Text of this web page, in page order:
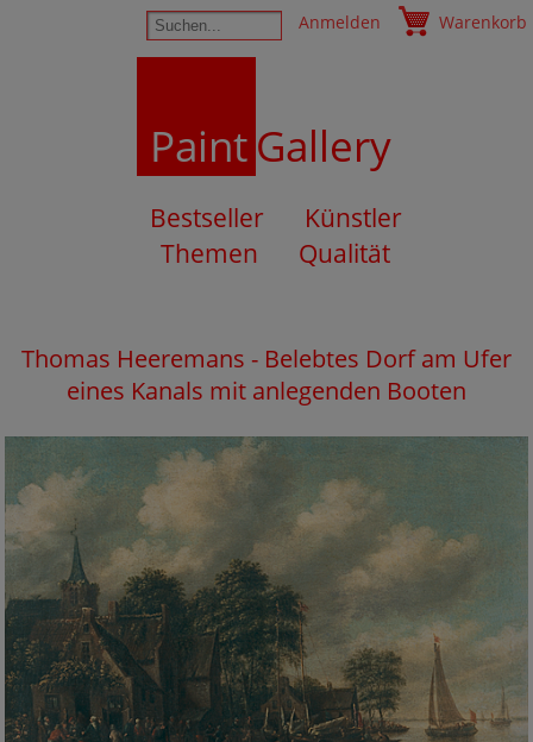
Anmelden Warenkorb
PaintGallery
Bestseller
Künstler
Themen
Qualität
Thomas Heeremans - Belebtes Dorf am Ufer
eines Kanals mit anlegenden Booten